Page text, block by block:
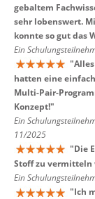
gebaltem
sehr lobenswert.
konnte so gut das
Ein
"
hatten eine
Multi-Pair-
Konzept!"
Ein
11/2025
"Die
Stoff zu vermitteln
Ein
"Ich